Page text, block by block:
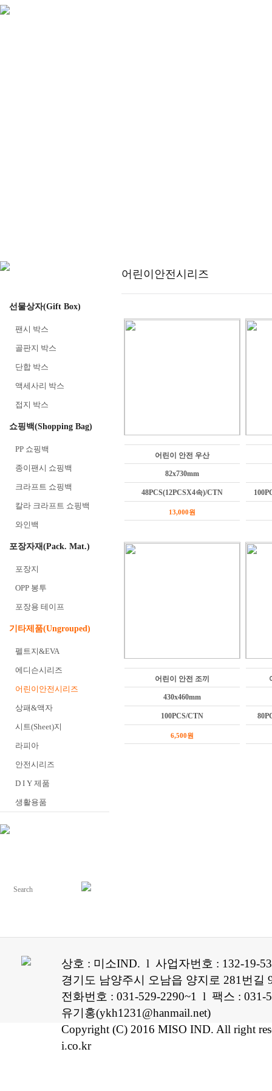
선물상자(Gift Box)
팬시 박스
골판지 박스
단합 박스
액세사리 박스
접지 박스
쇼핑백(Shopping Bag)
PP 쇼핑백
종이팬시 쇼핑백
크라프트 쇼핑백
칼라 크라프트 쇼핑백
와인백
포장자재(Pack. Mat.)
포장지
OPP 봉투
포장용 테이프
기타제품(Ungrouped)
펠트지&EVA
에디슨시리즈
어린이안전시리즈
상패&액자
시트(Sheet)지
라피아
안전시리즈
D I Y 제품
생활용품
어린이안전시리즈
어린이 안전 우산
82x730mm
48PCS(12PCSX4속)/CTN
13,000원
어린이 안전 조끼
430x460mm
100PCS/CTN
6,500원
상호 : 미소IND. l 사업자번호 : 132-19-
경기도 남양주시 오남읍 양지로 281번길
전화번호 : 031-529-2290~1 l 팩스 :
유기홍(ykh1231@hanmail.net)
Copyright (C) 2016 MISO IND. All right
i.co.kr